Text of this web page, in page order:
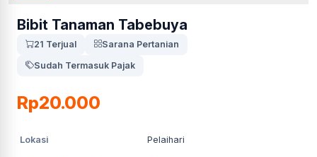
Bibit Tanaman Tabebuya
21 Terjual
Sarana Pertanian
Sudah Termasuk Pajak
Rp20.000
Lokasi Pelaihari